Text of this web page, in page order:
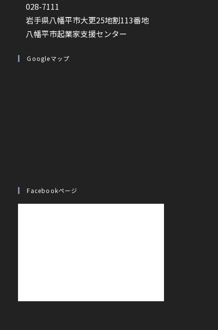
028-7111
岩手県八幡平市大更25地割113番地
八幡平市起業家支援センター
Googleマップ
Facebookページ